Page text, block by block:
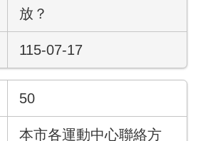
放？
115-07-17
50
本市各運動中心聯絡方